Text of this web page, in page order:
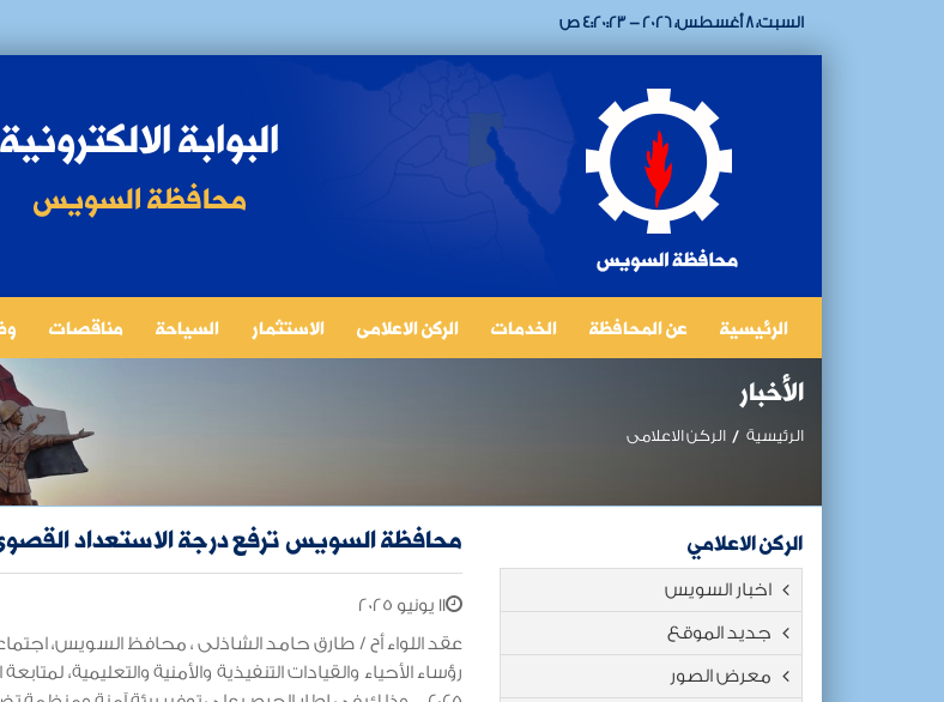
السبت، 8 أغسطس، 2026 - 4:20:23 ص
البوابة الالكترونية
محافظة السويس
الرئيسية عن المحافظة الخدمات الركن الاعلامى الاستثمار السياحة مناقصات
الأخبار
الرئيسية الركن الاعلامى
الركن الاعلامي
اخبار السويس
جديد الموقع
معرض الصور
محافظة السويس ترفع درجة الاستعداد القصوى
١١ يونيو ٢٠٢٥
​عقد اللواء أح / طارق حامد الشاذلى ، محافظ السويس،
رؤساء الأحياء والقيادات التنفيذية والأمنية والتعليمية،